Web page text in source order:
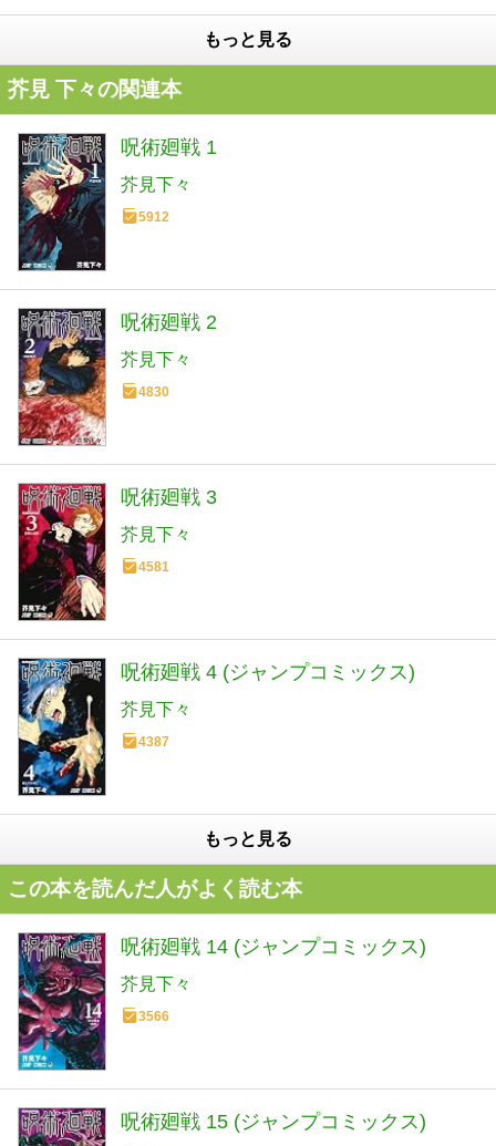
もっと見る
芥見 下々の関連本
呪術廻戦 1
芥見下々
5912
呪術廻戦 2
芥見下々
4830
呪術廻戦 3
芥見下々
4581
呪術廻戦 4 (ジャンプコミックス)
芥見下々
4387
もっと見る
この本を読んだ人がよく読む本
呪術廻戦 14 (ジャンプコミックス)
芥見下々
3566
呪術廻戦 15 (ジャンプコミックス)